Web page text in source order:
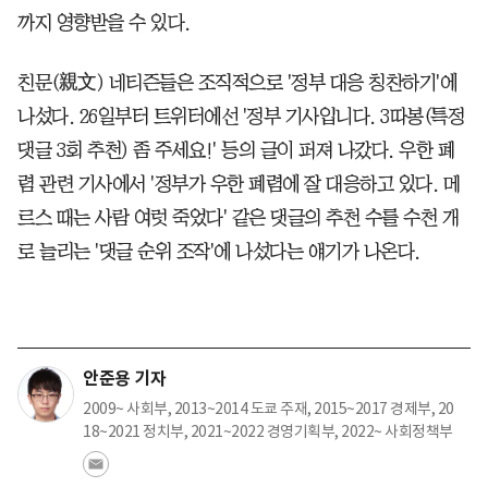
까지 영향받을 수 있다.
친문(親文) 네티즌들은 조직적으로 '정부 대응 칭찬하기'에
나섰다. 26일부터 트위터에선 '정부 기사입니다. 3따봉(특정
댓글 3회 추천) 좀 주세요!' 등의 글이 퍼져 나갔다. 우한 폐
렴 관련 기사에서 '정부가 우한 폐렴에 잘 대응하고 있다. 메
르스 때는 사람 여럿 죽었다' 같은 댓글의 추천 수를 수천 개
로 늘리는 '댓글 순위 조작'에 나섰다는 얘기가 나온다.
안준용 기자
2009~ 사회부, 2013~2014 도쿄 주재, 2015~2017 경제부, 20
18~2021 정치부, 2021~2022 경영기획부, 2022~ 사회정책부